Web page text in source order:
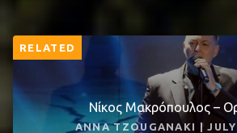
RELATED
Νίκος Μακρόπουλος –
ANNA TZOUGANAKI |